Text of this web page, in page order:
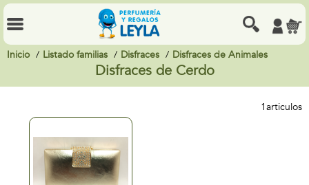
Inicio Listado familias Disfraces Disfraces de Animales
Disfraces de Cerdo
1articulos